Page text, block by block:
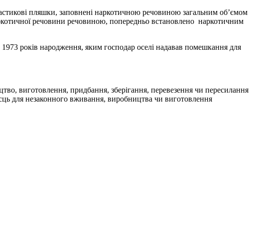
пляшки, заповнені наркотичною речовиною загальним об’ємом
речовини речовиною, попередньо встановлено наркотичним
років народження, яким господар оселі надавав помешкання для
виготовлення, придбання, зберігання, перевезення чи пересилання
для незаконного вживання, виробництва чи виготовлення